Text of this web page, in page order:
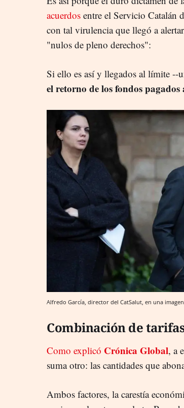
acuerdos entre el Servicio Catalán
con tal virulencia que llegó a
"nulos de pleno derechos":
Si ello es así y llegados al límite
el retorno de los fondos pagados
Alfredo García, director del CatSalut, en una
Combinación de
Como explicó Crónica Global, a
suma otro: las cantidades que
Ambos factores, la carestía